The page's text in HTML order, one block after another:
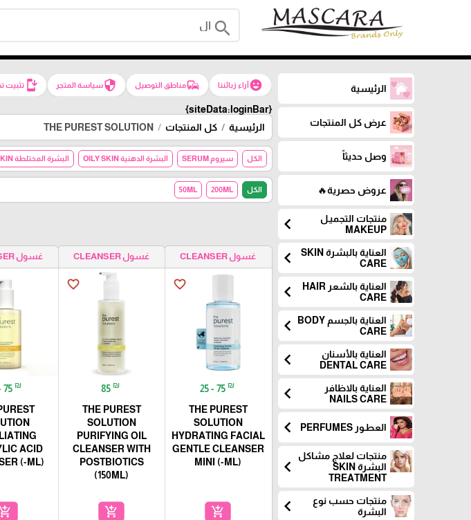
search
الرئيسية
عرض كل المنتجات
وصل حديثاً
عروض حصرية🔥
منتجات التجميـل
MAKEUP
chevron_left
العناية بالبشرة SKIN
CARE
chevron_left
العناية بالشعر HAIR
CARE
chevron_left
العناية بالجسم BODY
CARE
chevron_left
العناية بالأسنان
DENTAL CARE
chevron_left
العناية بالاظافر
NAILS CARE
chevron_left
العطـور PERFUMES chevron_left
منتجات لعلاج مشاكل
البشرة SKIN
TREATMENT
chevron_left
منتجات حسب نوع
البشرة
chevron_left
emoji_emotionsآراء زبائننا commuteمناطق التوصيل securityسياسة المتجر install_mobileتثبيت
{siteData:loginBar}
الرئيسية
كل المنتجات THE PUREST SOLUTION
الكل سيروم SERUM البشرة الدهنية OILY SKIN البشرة المختلطة COMBANATION SKIN
الكل 200ML
50ML
غسول CLEANSER
favorite_border
25 - 75 ₪
THE PUREST
SOLUTION
HYDRATING FACIAL
GENTLE CLEANSER
MINI (-ML)
add_shopping_cart
غسول CLEANSER
favorite_border
85 ₪
THE PUREST
SOLUTION
PURIFYING OIL
CLEANSER WITH
POSTBIOTICS
(150ML)
add_shopping_cart
غسول CLEANSER
75 ₪
ACID
(-ML)